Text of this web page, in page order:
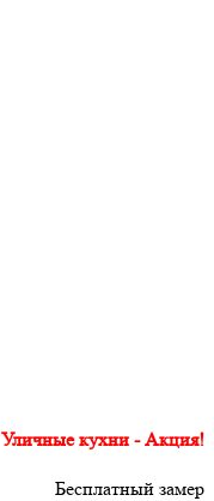
Уличные кухни - Акция!
Бесплатный замер